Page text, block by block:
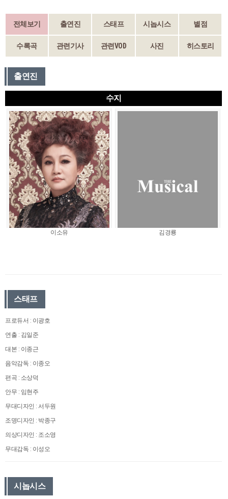
전체보기 출연진 스태프 시놉시스 별점
수록곡 관련기사 관련VOD 사진 히스토리
출연진
수지
이소유 김경룡
스태프
프로듀서 : 이광호
연출 : 김일준
대본 : 이종근
음악감독 : 이종오
편곡 : 소상덕
안무 : 임현주
무대디자인 : 서두원
조명디자인 : 박종구
의상디자인 : 조소영
무대감독 : 이성오
시놉시스